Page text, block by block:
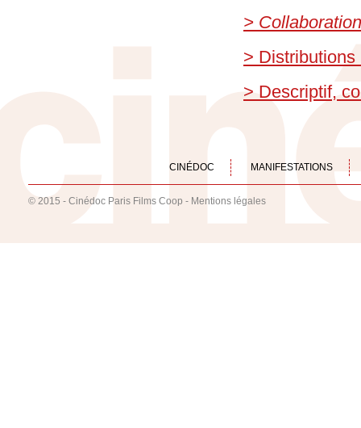
>
> Distributions
> Descriptif,
CINÉDOC MANIFESTATIONS
© 2015 - Cinédoc Paris Films Coop - Mentions légales